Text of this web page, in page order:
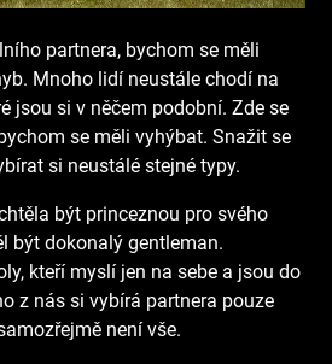
partnera, bychom se měli
Mnoho lidí neustále chodí na
jsou si v něčem podobní. Zde se
se měli vyhýbat. Snažit se
si neustálé stejné typy.
být princeznou pro svého
být dokonalý gentleman.
kteří myslí jen na sebe a jsou do
z nás si vybírá partnera pouze
není vše.